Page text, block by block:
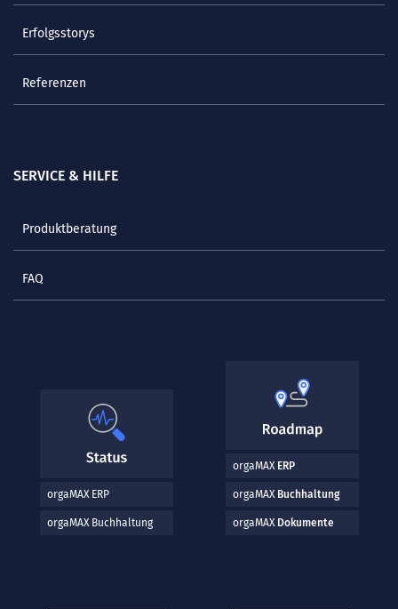
Erfolgsstorys
Referenzen
SERVICE & HILFE
Produktberatung
FAQ
orgaMAX ERP
orgaMAX Buchhaltung
orgaMAX ERP
orgaMAX Buchhaltung
orgaMAX Dokumente